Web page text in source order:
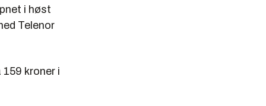
i høst
Telenor
kroner i